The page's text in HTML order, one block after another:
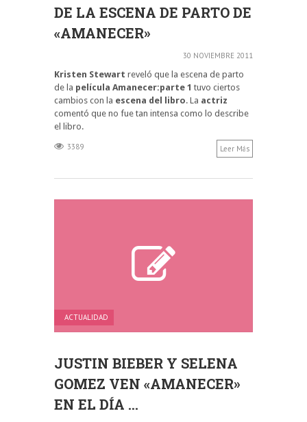
DE LA ESCENA DE PARTO DE
«AMANECER»
30 NOVIEMBRE 2011
Kristen Stewart reveló que la escena de parto
de la película Amanecer:parte 1 tuvo ciertos
cambios con la escena del libro. La actriz
comentó que no fue tan intensa como lo describe
el libro.
3389 Leer Más
ACTUALIDAD
JUSTIN BIEBER Y SELENA
GOMEZ VEN «AMANECER»
EN EL DÍA ...